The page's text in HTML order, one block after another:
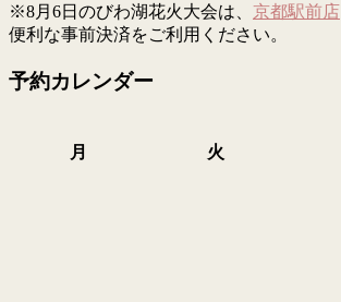
※8月6日のびわ湖花火大会は、 京都駅前店
便利な事前決済をご利用ください。
予約カレンダー
月
火